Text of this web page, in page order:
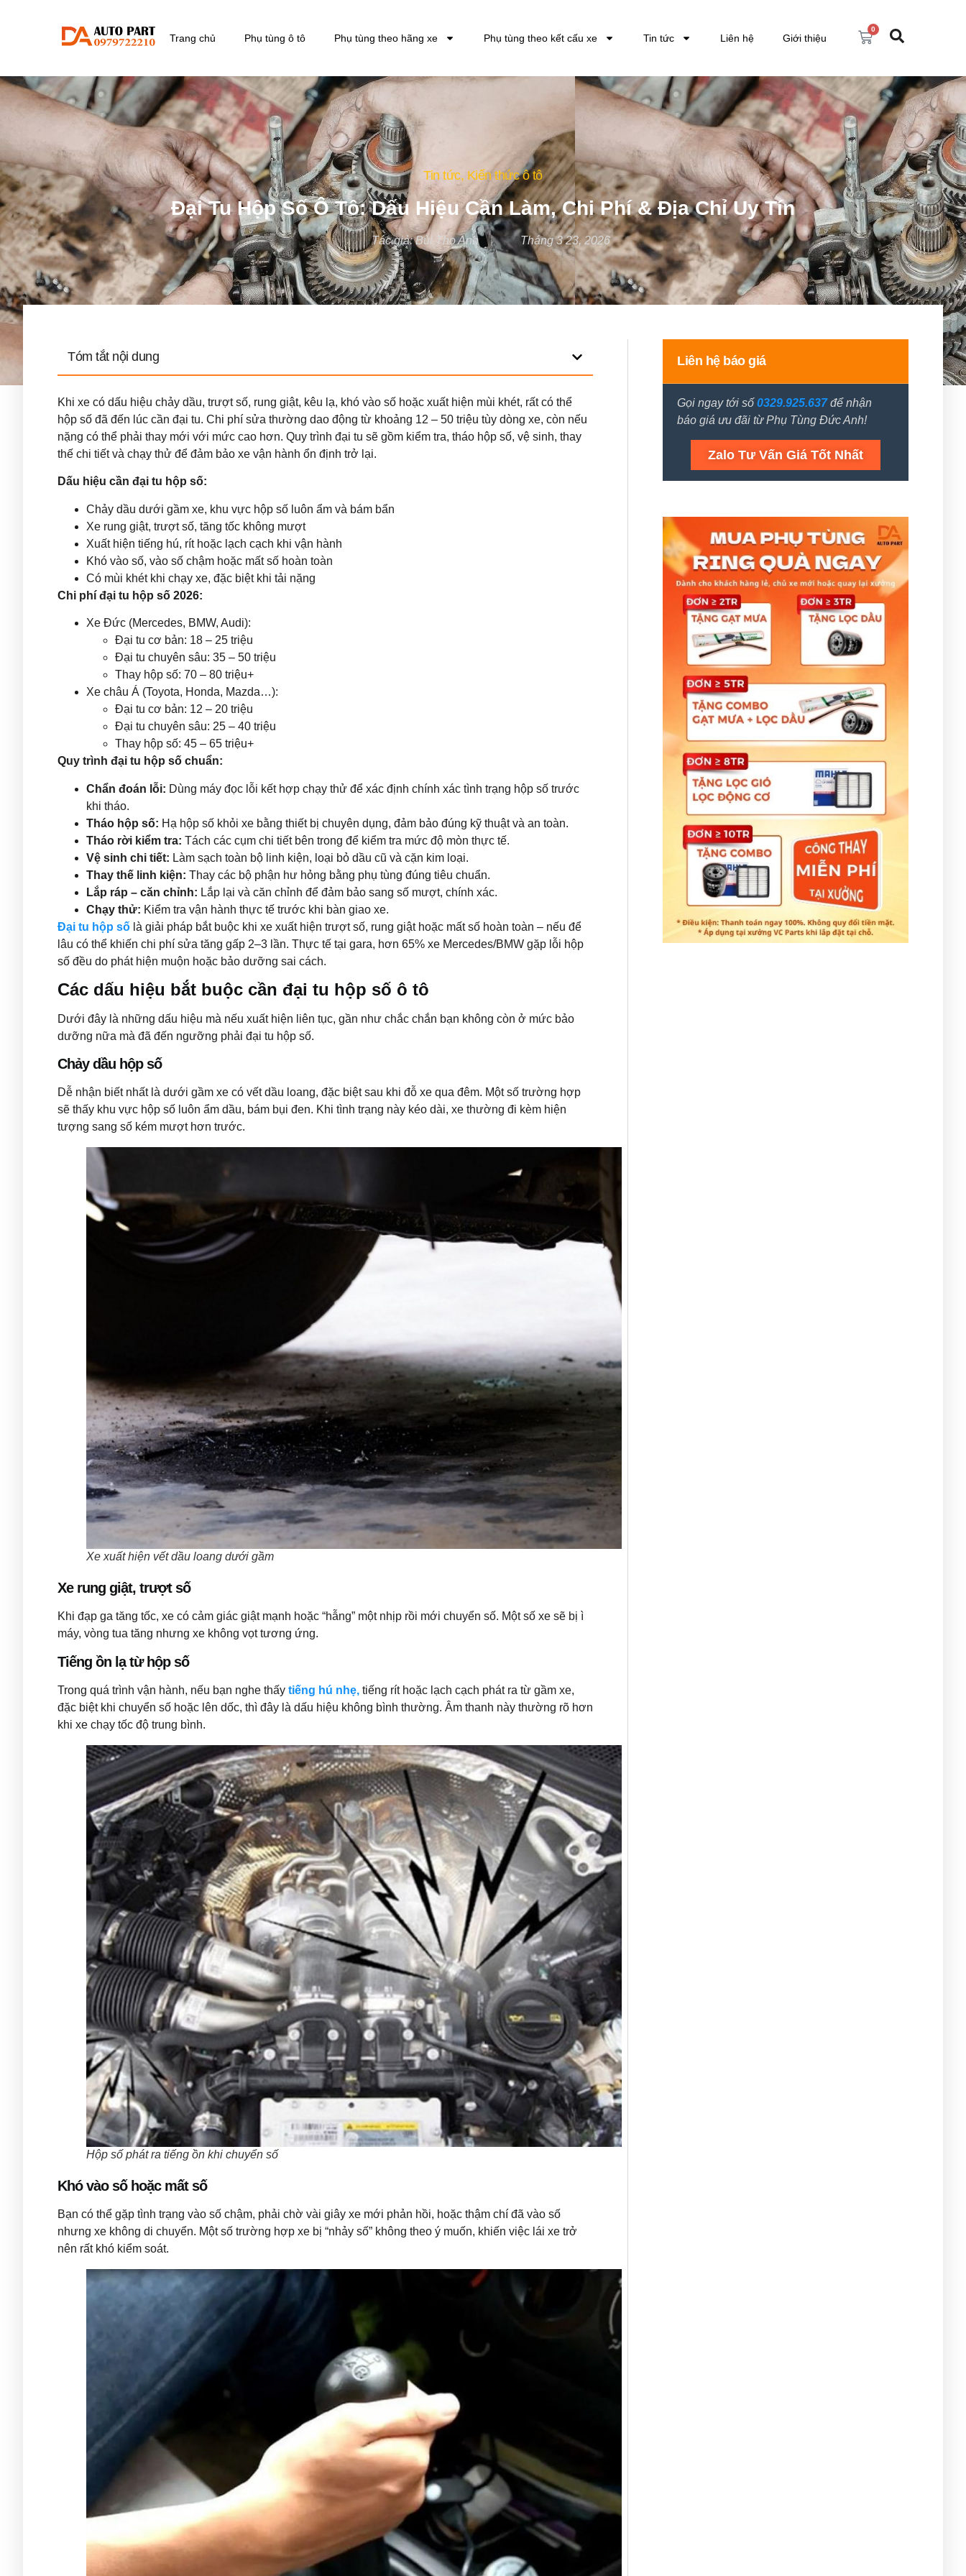
Trang chủ Phụ tùng ô tô Phụ tùng theo hãng xe Phụ tùng theo kết cấu xe Tin tức Liên hệ Giới thiệu
0
Tin tức, Kiến thức ô tô
Đại Tu Hộp Số Ô Tô: Dấu Hiệu Cần Làm, Chi Phí & Địa Chỉ Uy Tín
Tác giả:Bùi Thọ Anh Tháng 3 23, 2026
Tóm tắt nội dung
Khi xe có dấu hiệu chảy dầu, trượt số, rung giật, kêu lạ, khó vào số hoặc xuất hiện mùi khét, rất có thể
hộp số đã đến lúc cần đại tu. Chi phí sửa thường dao động từ khoảng 12 – 50 triệu tùy dòng xe, còn nếu
nặng có thể phải thay mới với mức cao hơn. Quy trình đại tu sẽ gồm kiểm tra, tháo hộp số, vệ sinh, thay
thế chi tiết và chạy thử để đảm bảo xe vận hành ổn định trở lại.
Dấu hiệu cần đại tu hộp số:
Chảy dầu dưới gầm xe, khu vực hộp số luôn ẩm và bám bẩn
Xe rung giật, trượt số, tăng tốc không mượt
Xuất hiện tiếng hú, rít hoặc lạch cạch khi vận hành
Khó vào số, vào số chậm hoặc mất số hoàn toàn
Có mùi khét khi chạy xe, đặc biệt khi tải nặng
Chi phí đại tu hộp số 2026:
Xe Đức (Mercedes, BMW, Audi):
Đại tu cơ bản: 18 – 25 triệu
Đại tu chuyên sâu: 35 – 50 triệu
Thay hộp số: 70 – 80 triệu+
Xe châu Á (Toyota, Honda, Mazda…):
Đại tu cơ bản: 12 – 20 triệu
Đại tu chuyên sâu: 25 – 40 triệu
Thay hộp số: 45 – 65 triệu+
Quy trình đại tu hộp số chuẩn:
Chẩn đoán lỗi: Dùng máy đọc lỗi kết hợp chạy thử để xác định chính xác tình trạng hộp số trước
khi tháo.
Tháo hộp số: Hạ hộp số khỏi xe bằng thiết bị chuyên dụng, đảm bảo đúng kỹ thuật và an toàn.
Tháo rời kiểm tra: Tách các cụm chi tiết bên trong để kiểm tra mức độ mòn thực tế.
Vệ sinh chi tiết: Làm sạch toàn bộ linh kiện, loại bỏ dầu cũ và cặn kim loại.
Thay thế linh kiện: Thay các bộ phận hư hỏng bằng phụ tùng đúng tiêu chuẩn.
Lắp ráp – căn chỉnh: Lắp lại và căn chỉnh để đảm bảo sang số mượt, chính xác.
Chạy thử: Kiểm tra vận hành thực tế trước khi bàn giao xe.
Đại tu hộp số là giải pháp bắt buộc khi xe xuất hiện trượt số, rung giật hoặc mất số hoàn toàn – nếu để
lâu có thể khiến chi phí sửa tăng gấp 2–3 lần. Thực tế tại gara, hơn 65% xe Mercedes/BMW gặp lỗi hộp
số đều do phát hiện muộn hoặc bảo dưỡng sai cách.
Các dấu hiệu bắt buộc cần đại tu hộp số ô tô
Dưới đây là những dấu hiệu mà nếu xuất hiện liên tục, gần như chắc chắn bạn không còn ở mức bảo
dưỡng nữa mà đã đến ngưỡng phải đại tu hộp số.
Chảy dầu hộp số
Dễ nhận biết nhất là dưới gầm xe có vết dầu loang, đặc biệt sau khi đỗ xe qua đêm. Một số trường hợp
sẽ thấy khu vực hộp số luôn ẩm dầu, bám bụi đen. Khi tình trạng này kéo dài, xe thường đi kèm hiện
tượng sang số kém mượt hơn trước.
Xe xuất hiện vết dầu loang dưới gầm
Xe rung giật, trượt số
Khi đạp ga tăng tốc, xe có cảm giác giật mạnh hoặc “hẫng” một nhịp rồi mới chuyển số. Một số xe sẽ bị ì
máy, vòng tua tăng nhưng xe không vọt tương ứng.
Tiếng ồn lạ từ hộp số
Trong quá trình vận hành, nếu bạn nghe thấy tiếng hú nhẹ, tiếng rít hoặc lạch cạch phát ra từ gầm xe,
đặc biệt khi chuyển số hoặc lên dốc, thì đây là dấu hiệu không bình thường. Âm thanh này thường rõ hơn
khi xe chạy tốc độ trung bình.
Hộp số phát ra tiếng ồn khi chuyển số
Khó vào số hoặc mất số
Bạn có thể gặp tình trạng vào số chậm, phải chờ vài giây xe mới phản hồi, hoặc thậm chí đã vào số
nhưng xe không di chuyển. Một số trường hợp xe bị “nhảy số” không theo ý muốn, khiến việc lái xe trở
nên rất khó kiểm soát.
Liên hệ báo giá
Gọi ngay tới số0329.925.637để nhận
báo giá ưu đãi từ Phụ Tùng Đức Anh!
Zalo Tư Vấn Giá Tốt Nhất